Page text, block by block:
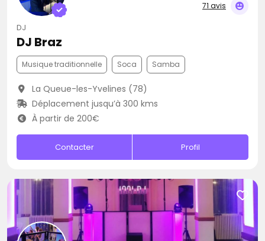
71 avis
DJ
DJ Braz
Musique traditionnelle Soca Samba
La Queue-les-Yvelines (78)
Déplacement jusqu’à 300 kms
À partir de 200€
Contacter Profil